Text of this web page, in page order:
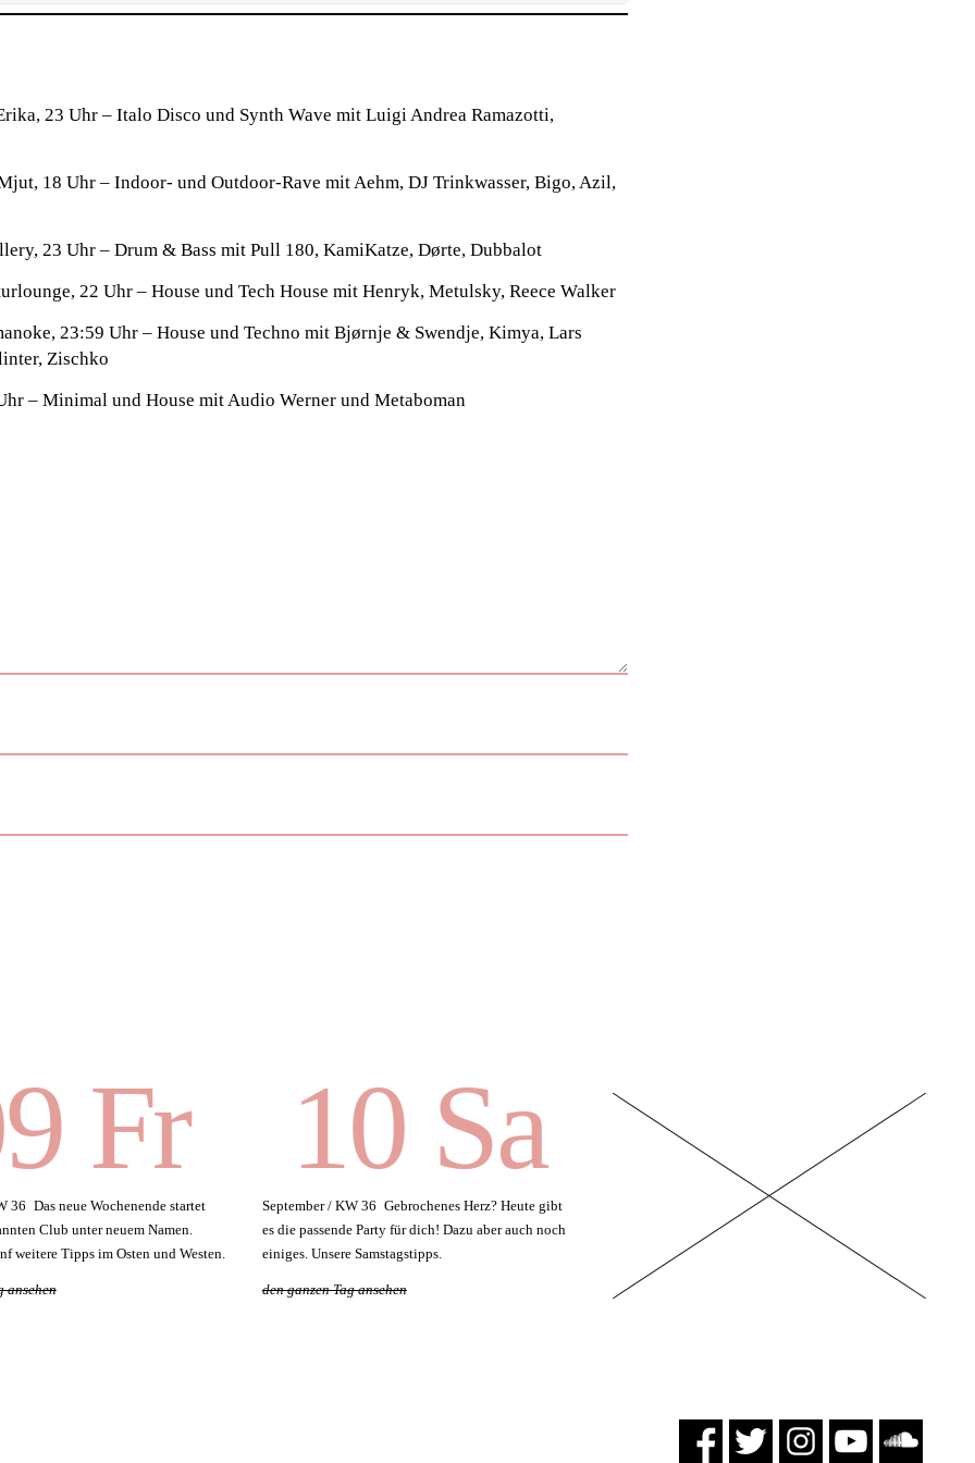
23 Uhr – Italo Disco und Synth Wave mit Luigi Andrea Ramazotti,
18 Uhr – Indoor- und Outdoor-Rave mit Aehm, DJ Trinkwasser, Bigo, Azil,
23 Uhr – Drum & Bass mit Pull 180, KamiKatze, Dørte, Dubbalot
22 Uhr – House und Tech House mit Henryk, Metulsky, Reece Walker
23:59 Uhr – House und Techno mit Bjørnje & Swendje, Kimya, Lars
Zischko
– Minimal und House mit Audio Werner und Metaboman
10 Sa
September / KW 36 Gebrochenes Herz? Heute gibt
es die passende Party für dich! Dazu aber auch noch
einiges. Unsere Samstagstipps.
den ganzen Tag ansehen
Fr
36 Das neue Wochenende startet
Club unter neuem Namen.
weitere Tipps im Osten und Westen.
ansehen